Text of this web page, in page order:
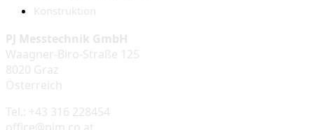
Konstruktion
PJ Messtechnik GmbH
Waagner-Biro-Straße 125
8020 Graz
Österreich
Tel.: +43 316 228454